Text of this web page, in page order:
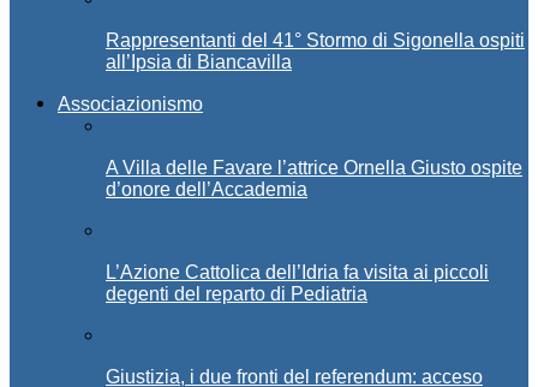
Rappresentanti del 41° Stormo di Sigonella ospiti
all’Ipsia di Biancavilla
Associazionismo
A Villa delle Favare l’attrice Ornella Giusto ospite
d’onore dell’Accademia
L’Azione Cattolica dell’Idria fa visita ai piccoli
degenti del reparto di Pediatria
Giustizia, i due fronti del referendum: acceso